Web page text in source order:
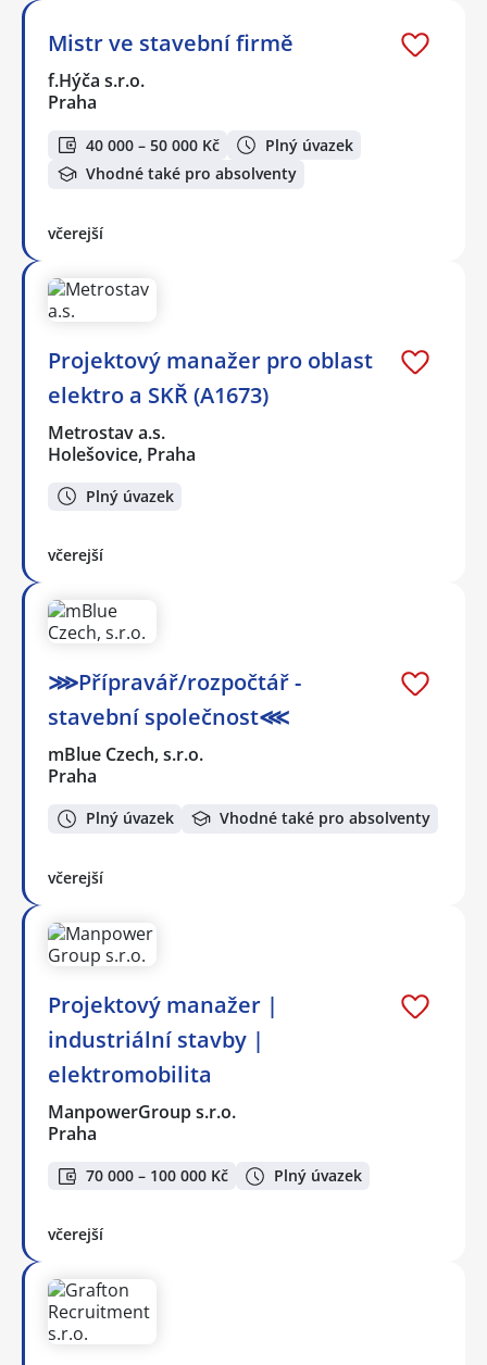
Mistr ve stavební firmě
f.Hýča s.r.o.
Praha
40 000 – 50 000 Kč
Plný úvazek
Vhodné také pro absolventy
včerejší
Projektový manažer pro oblast
elektro a SKŘ (A1673)
Metrostav a.s.
Holešovice, Praha
Plný úvazek
včerejší
⋙Přípravář/rozpočtář -
stavební společnost⋘
mBlue Czech, s.r.o.
Praha
Plný úvazek Vhodné také pro absolventy
včerejší
Projektový manažer |
industriální stavby |
elektromobilita
ManpowerGroup s.r.o.
Praha
70 000 – 100 000 Kč Plný úvazek
včerejší